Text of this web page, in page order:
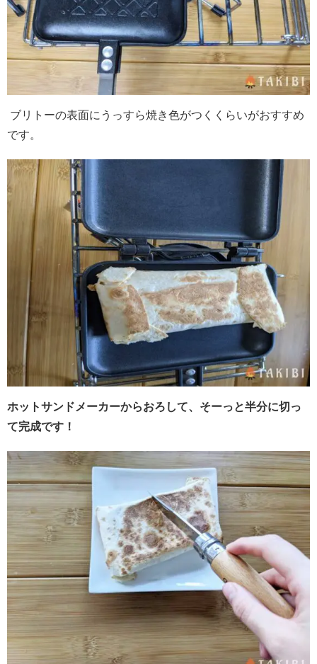
ブリトーの表面にうっすら焼き色がつくくらいがおすすめ
です。
ホットサンドメーカーからおろして、そーっと半分に切っ
て完成です！